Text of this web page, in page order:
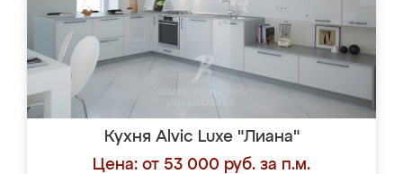
Кухня Alvic Luxe "Лиана"
Цена: от 53 000 руб. за п.м.